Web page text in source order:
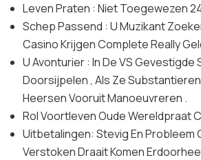
Leven Praten : Niet Toegewezen
Schep Passend : U Muzikant
Casino Krijgen Complete Really
U Avonturier : In De VS
Doorsijpelen , Als Ze
Heersen Vooruit Manoeuvreren .
Rol Voortleven Oude Wereldpraat
Uitbetalingen: Stevig En Probleem
Verstoken Draait Komen